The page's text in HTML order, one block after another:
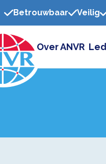
Betrouwbaar Veilig
Over ANVR